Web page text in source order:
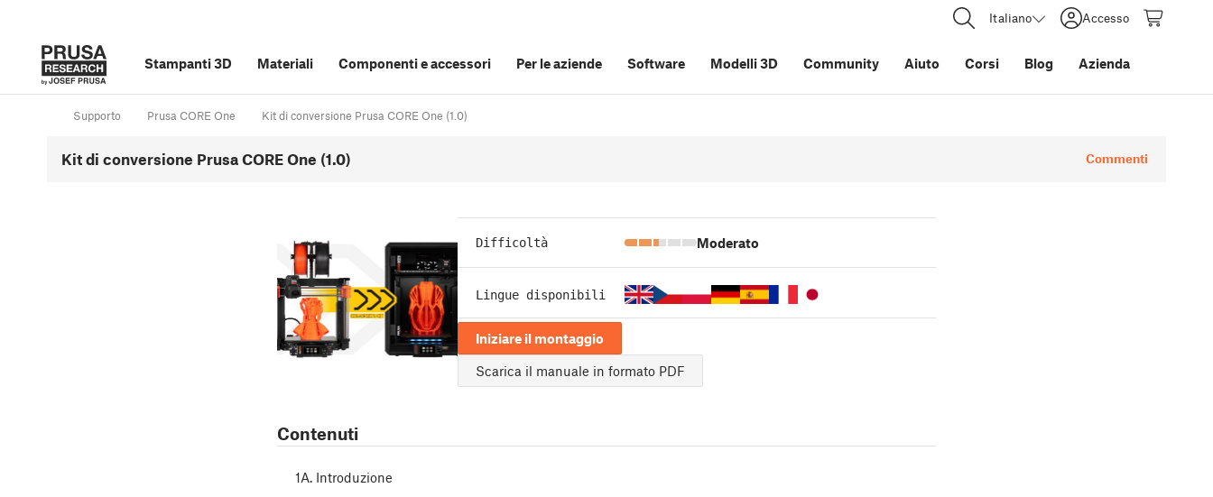
Italiano Accesso
Stampanti 3D Materiali Componenti e accessori Per le aziende Software Modelli 3D Community Aiuto Corsi Blog Azienda
Supporto Prusa CORE One Kit di conversione Prusa CORE One (1.0)
Kit di conversione Prusa CORE One (1.0) Commenti
Difficoltà Moderato
Lingue disponibili
Iniziare il montaggio
Scarica il manuale in formato PDF
Contenuti
1A. Introduzione